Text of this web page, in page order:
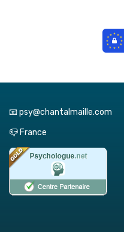
📧 psy@chantalmaille.com
📪 France